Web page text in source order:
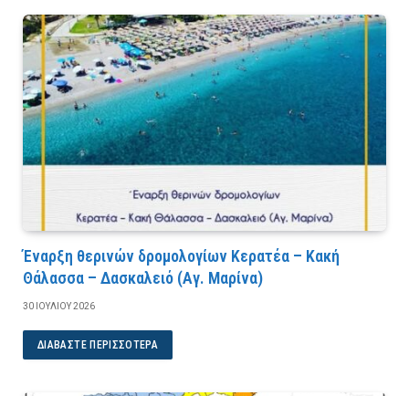
Έναρξη θερινών δρομολογίων Κερατέα – Κακή
Θάλασσα – Δασκαλειό (Αγ. Μαρίνα)
30 ΙΟΥΛΊΟΥ 2026
ΔΙΑΒΆΣΤΕ ΠΕΡΙΣΣΌΤΕΡΑ